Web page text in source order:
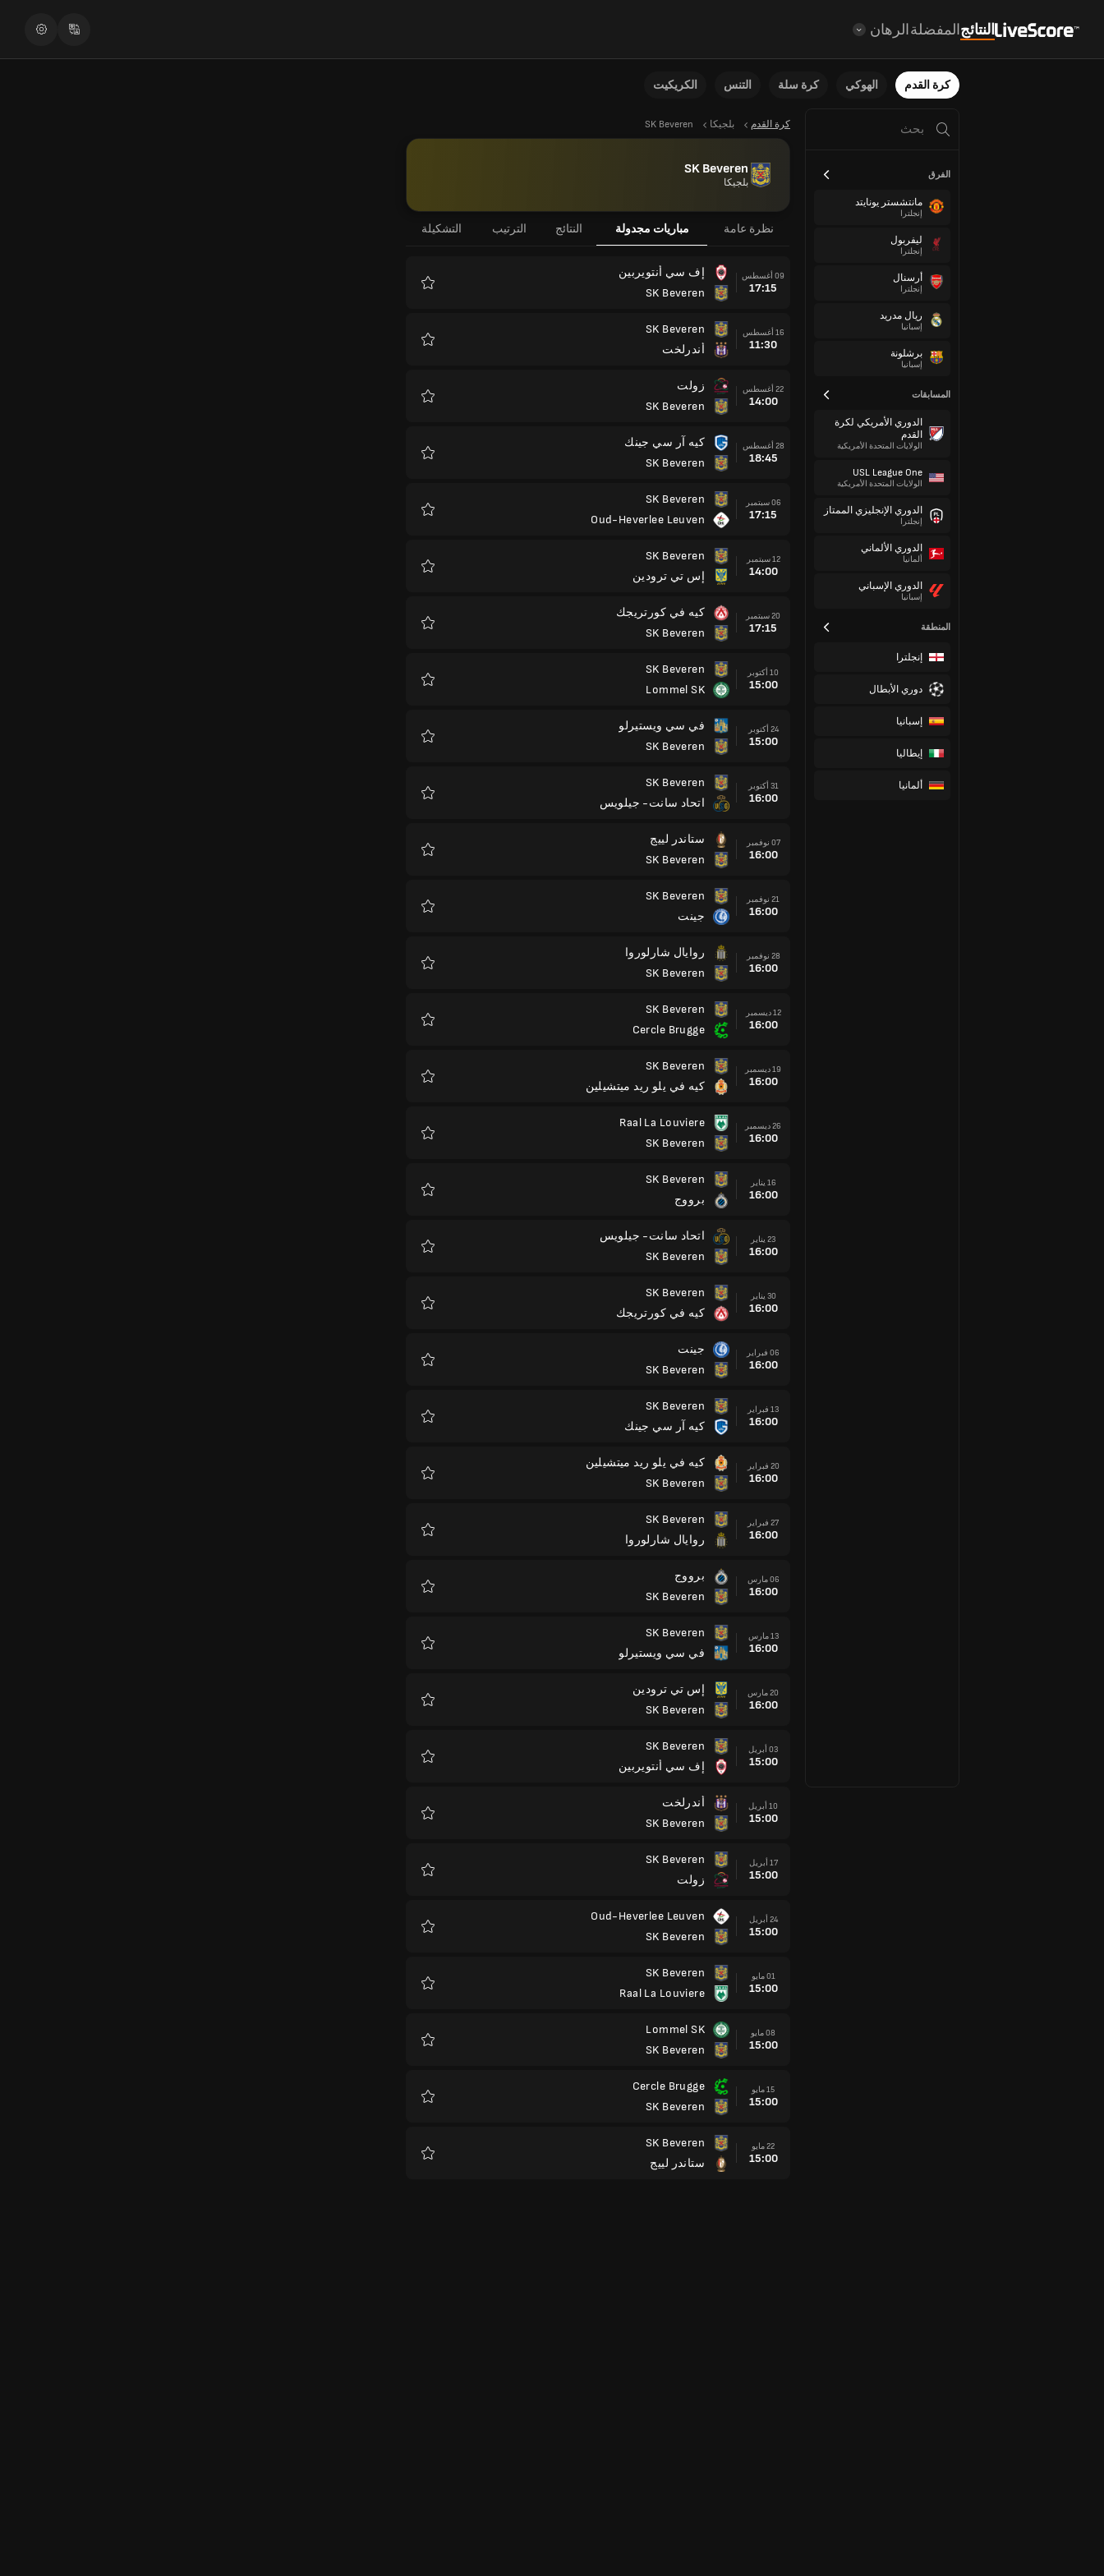
النتائجالمفضلةالرهان
كرة القدم الهوكي كرة سلة التنس الكريكيت
الفرق
مانتشستر يونايتد
إنجلترا
ليفربول
إنجلترا
أرسنال
إنجلترا
ريال مدريد
إسبانيا
برشلونة
إسبانيا
المسابقات
الدوري الأمريكي لكرة
القدم
الولايات المتحدة الأمريكية
USL League One
الولايات المتحدة الأمريكية
الدوري الإنجليزي الممتاز
إنجلترا
الدوري الألماني
ألمانيا
الدوري الإسباني
إسبانيا
المنطقة
إنجلترا
دوري الأبطال
إسبانيا
إيطاليا
ألمانيا
كرة القدم بلجيكا SK Beveren
SK Beveren
بلجيكا
نظرة عامة مباريات مجدولة النتائج الترتيب التشكيلة
09 أغسطس
17:15
إف سي أنتويربين
SK Beveren
16 أغسطس
11:30
SK Beveren
أندرلخت
22 أغسطس
14:00
زولت
SK Beveren
28 أغسطس
18:45
كيه آر سي جينك
SK Beveren
06 سبتمبر
17:15
SK Beveren
Oud-Heverlee Leuven
12 سبتمبر
14:00
SK Beveren
إس تي ترودين
20 سبتمبر
17:15
كيه في كورتريجك
SK Beveren
10 أكتوبر
15:00
SK Beveren
Lommel SK
24 أكتوبر
15:00
في سي ويستيرلو
SK Beveren
31 أكتوبر
16:00
SK Beveren
اتحاد سانت- جيلويس
07 نوفمبر
16:00
ستاندر لييج
SK Beveren
21 نوفمبر
16:00
SK Beveren
جينت
28 نوفمبر
16:00
روايال شارلوروا
SK Beveren
12 ديسمبر
16:00
SK Beveren
Cercle Brugge
19 ديسمبر
16:00
SK Beveren
كيه في يلو ريد ميتشيلين
26 ديسمبر
16:00
Raal La Louviere
SK Beveren
16 يناير
16:00
SK Beveren
برووج
23 يناير
16:00
اتحاد سانت- جيلويس
SK Beveren
30 يناير
16:00
SK Beveren
كيه في كورتريجك
06 فبراير
16:00
جينت
SK Beveren
13 فبراير
16:00
SK Beveren
كيه آر سي جينك
20 فبراير
16:00
كيه في يلو ريد ميتشيلين
SK Beveren
27 فبراير
16:00
SK Beveren
روايال شارلوروا
06 مارس
16:00
برووج
SK Beveren
13 مارس
16:00
SK Beveren
في سي ويستيرلو
20 مارس
16:00
إس تي ترودين
SK Beveren
03 أبريل
15:00
SK Beveren
إف سي أنتويربين
10 أبريل
15:00
أندرلخت
SK Beveren
17 أبريل
15:00
SK Beveren
زولت
24 أبريل
15:00
Oud-Heverlee Leuven
SK Beveren
01 مايو
15:00
SK Beveren
Raal La Louviere
08 مايو
15:00
Lommel SK
SK Beveren
15 مايو
15:00
Cercle Brugge
SK Beveren
22 مايو
15:00
SK Beveren
ستاندر لييج